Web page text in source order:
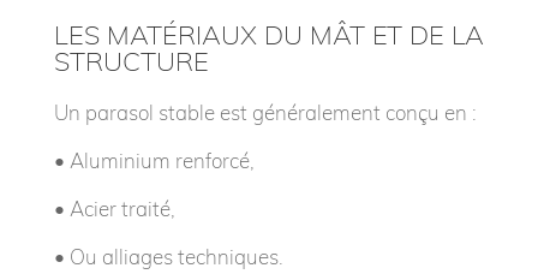
LES MATÉRIAUX DU MÂT ET DE LA
STRUCTURE
Un parasol stable est généralement conçu en :
• Aluminium renforcé,
• Acier traité,
• Ou alliages techniques.